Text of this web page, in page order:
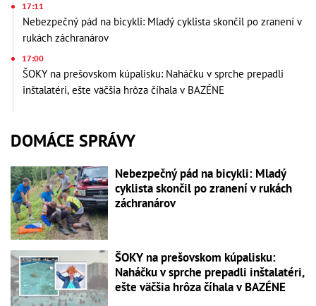
17:11
Nebezpečný pád na bicykli: Mladý cyklista skončil po zranení v
rukách záchranárov
17:00
ŠOKY na prešovskom kúpalisku: Naháčku v sprche prepadli
inštalatéri, ešte väčšia hrôza číhala v BAZÉNE
DOMÁCE SPRÁVY
Nebezpečný pád na bicykli: Mladý
cyklista skončil po zranení v rukách
záchranárov
ŠOKY na prešovskom kúpalisku:
Naháčku v sprche prepadli inštalatéri,
ešte väčšia hrôza číhala v BAZÉNE